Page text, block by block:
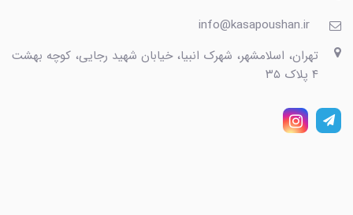
تهران، اسلامشهر، شهرک انبیا، خیابان شهید رجایی، کوچه بهشت
۴ پلاک ۳۵